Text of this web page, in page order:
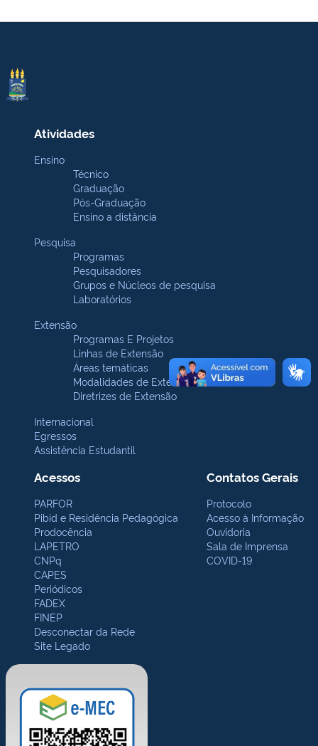
Atividades
Ensino
Técnico
Graduação
Pós-Graduação
Ensino a distância
Pesquisa
Programas
Pesquisadores
Grupos e Núcleos de pesquisa
Laboratórios
Extensão
Programas E Projetos
Linhas de Extensão
Áreas temáticas
Modalidades de Extensão
Diretrizes de Extensão
Internacional
Egressos
Assistência Estudantil
Acessos
PARFOR
Pibid e Residência Pedagógica
Prodocência
LAPETRO
CNPq
CAPES
Periódicos
FADEX
FINEP
Desconectar da Rede
Site Legado
Contatos Gerais
Protocolo
Acesso à Informação
Ouvidoria
Sala de Imprensa
COVID-19